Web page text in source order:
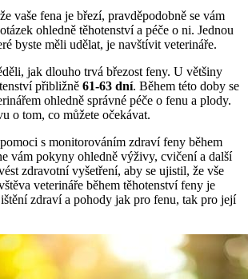
vaše fena je březí, pravděpodobně se vám
ohledně těhotenství a péče o ni. Jednou
byste měli udělat, je navštívit veterináře.
jak dlouho trvá březost feny. U většiny
přibližně 61-63 dní. Během této doby se
ohledně správné péče o fenu a plody.
o tom, co můžete očekávat.
s monitorováním zdraví feny během
vám pokyny ohledně výživy, cvičení a další
zdravotní vyšetření, aby se ujistil, že vše
veterináře během těhotenství feny je
zdraví a pohody jak pro fenu, tak pro její